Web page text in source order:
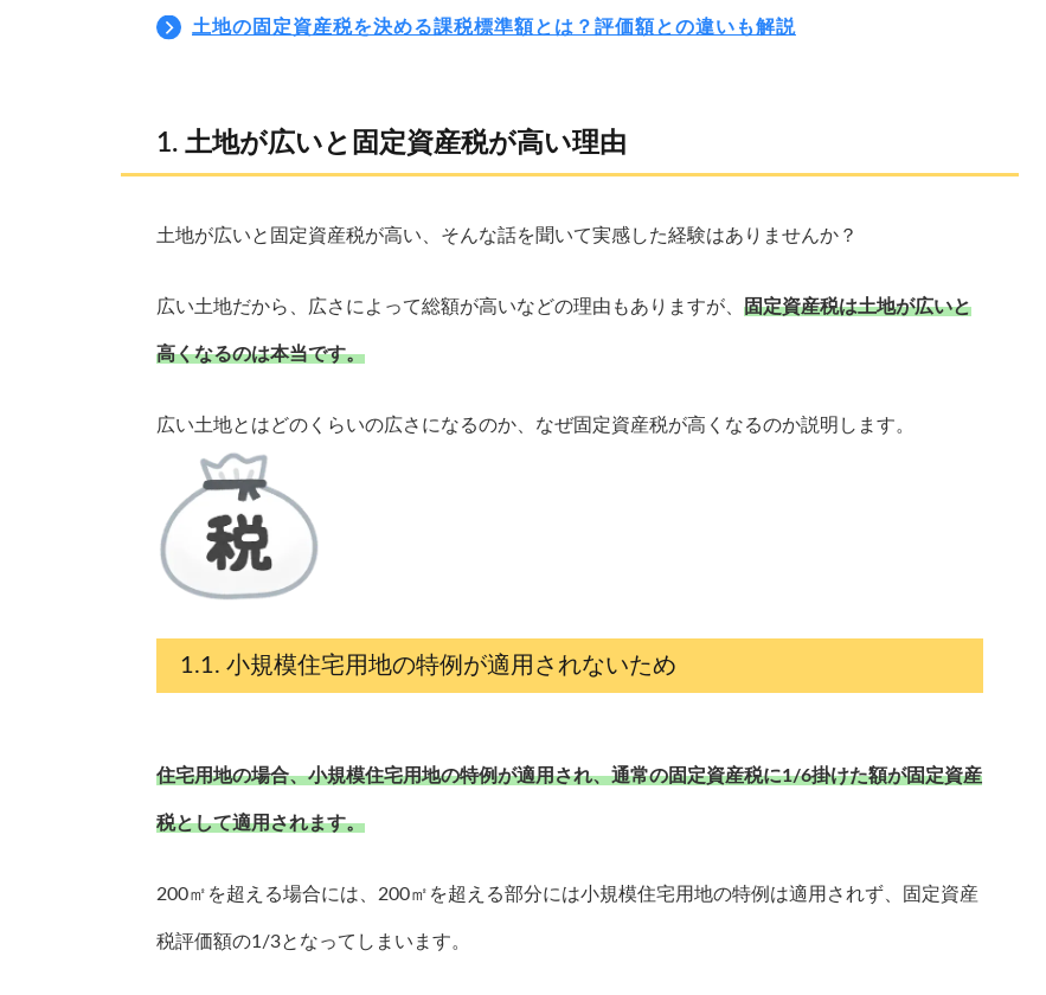
土地の固定資産税を決める課税標準額とは？評価額との違いも解説
土地が広いと固定資産税が高い理由
土地が広いと固定資産税が高い、そんな話を聞いて実感した経験はありませんか？
広い土地だから、広さによって総額が高いなどの理由もありますが、 固定資産税は土地が広いと
高くなるのは本当です。
広い土地とはどのくらいの広さになるのか、なぜ固定資産税が高くなるのか説明します。
小規模住宅用地の特例が適用されないため
住宅用地の場合、小規模住宅用地の特例が適用され、通常の固定資産税に1/6掛けた額が固定資産
税として適用されます。
200㎡を超える場合には、200㎡を超える部分には小規模住宅用地の特例は適用されず、固定資産
税評価額の1/3となってしまいます。